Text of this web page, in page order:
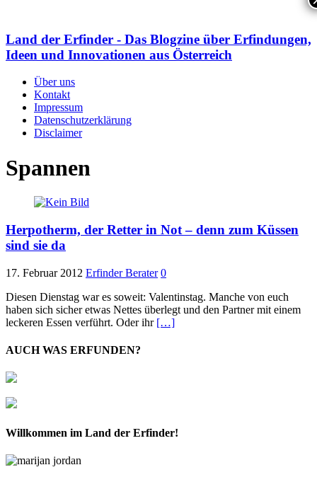
Land der Erfinder - Das Blogzine über Erfindungen,
Ideen und Innovationen aus Österreich
Über uns
Kontakt
Impressum
Datenschutzerklärung
Disclaimer
Spannen
Herpotherm, der Retter in Not – denn zum Küssen
sind sie da
17. Februar 2012 Erfinder Berater 0
Diesen Dienstag war es soweit: Valentinstag. Manche von euch
haben sich sicher etwas Nettes überlegt und den Partner mit einem
leckeren Essen verführt. Oder ihr […]
AUCH WAS ERFUNDEN?
Willkommen im Land der Erfinder!